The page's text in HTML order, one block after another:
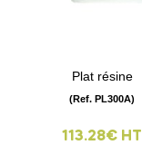
Plat résine
(Ref. PL300A)
113.28€ HT